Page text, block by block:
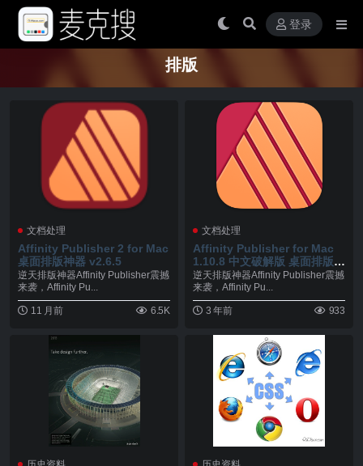
登录
排版
文档处理
Affinity Publisher 2 for Mac
桌面排版神器 v2.6.5
逆天排版神器Affinity Publisher震撼
来袭，Affinity Pu...
11 月前 6.5K
文档处理
Affinity Publisher for Mac
1.10.8 中文破解版 桌面排版神
器
逆天排版神器Affinity Publisher震撼
来袭，Affinity Pu...
3 年前 933